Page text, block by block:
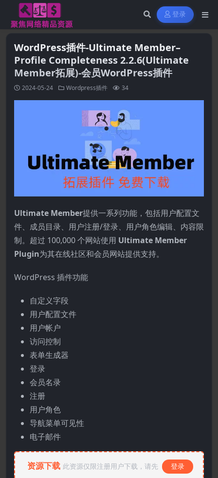
登录
WordPress插件-Ultimate Member–
Profile Completeness 2.2.6(Ultimate
Member拓展)-会员WordPress插件
2024-05-24 Wordpress插件 34
Ultimate Member提供一系列功能，包括用户配置文
件、成员目录、用户注册/登录、用户角色编辑、内容限
制。超过 100,000 个网站使用 Ultimate Member
Plugin为其在线社区和会员网站提供支持。
WordPress 插件功能
自定义字段
用户配置文件
用户帐户
访问控制
表单生成器
登录
会员名录
注册
用户角色
导航菜单可见性
电子邮件
资源下载 此资源仅限注册用户下载，请先 登录